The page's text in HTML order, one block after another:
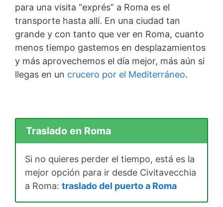
para una visita “exprés” a Roma es el
transporte hasta allí. En una ciudad tan
grande y con tanto que ver en Roma, cuanto
menos tiempo gastemos en desplazamientos
y más aprovechemos el día mejor, más aún si
llegas en un crucero por el Mediterráneo.
Traslado en Roma
Si no quieres perder el tiempo, está es la
mejor opción para ir desde Civitavecchia
a Roma: traslado del puerto a Roma